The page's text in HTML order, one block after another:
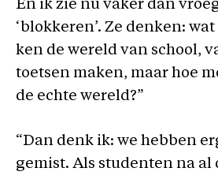
En ik zie nu vaker dan
‘blokkeren’. Ze denken:
ken de wereld van school,
toetsen maken, maar hoe
de echte wereld?”
“Dan denk ik: we hebben
gemist. Als studenten na al